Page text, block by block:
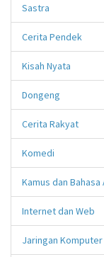
Sastra
Cerita Pendek
Kisah Nyata
Dongeng
Cerita Rakyat
Komedi
Kamus dan Bahasa
Internet dan Web
Jaringan Komputer